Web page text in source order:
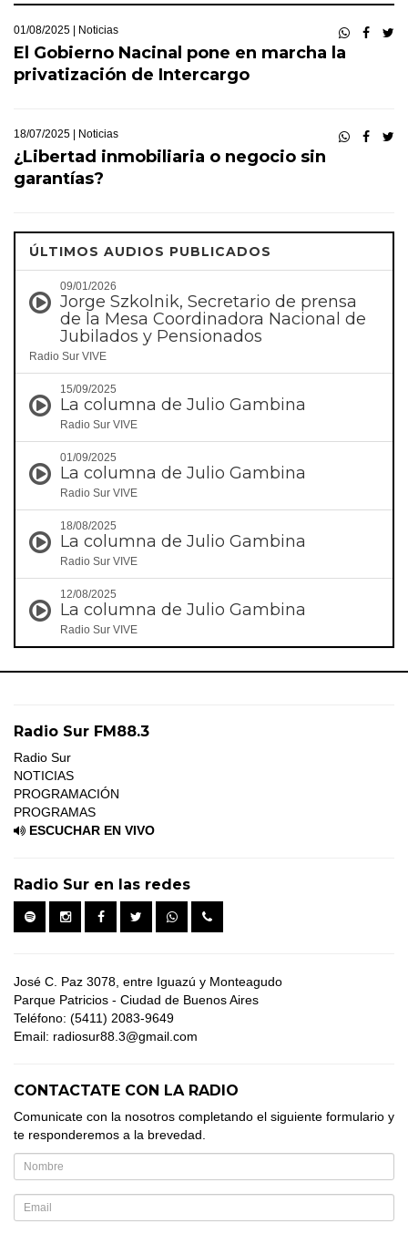
01/08/2025 | Noticias
El Gobierno Nacinal pone en marcha la
privatización de Intercargo
18/07/2025 | Noticias
¿Libertad inmobiliaria o negocio sin
garantías?
ÚLTIMOS AUDIOS PUBLICADOS
09/01/2026
Jorge Szkolnik, Secretario de prensa
de la Mesa Coordinadora Nacional de
Jubilados y Pensionados
Radio Sur VIVE
15/09/2025
La columna de Julio Gambina
Radio Sur VIVE
01/09/2025
La columna de Julio Gambina
Radio Sur VIVE
18/08/2025
La columna de Julio Gambina
Radio Sur VIVE
12/08/2025
La columna de Julio Gambina
Radio Sur VIVE
Radio Sur FM88.3
Radio Sur
NOTICIAS
PROGRAMACIÓN
PROGRAMAS
ESCUCHAR EN VIVO
Radio Sur en las redes
José C. Paz 3078, entre Iguazú y Monteagudo
Parque Patricios - Ciudad de Buenos Aires
Teléfono: (5411) 2083-9649
Email: radiosur88.3@gmail.com
CONTACTATE CON LA RADIO
Comunicate con la nosotros completando el siguiente formulario y
te responderemos a la brevedad.